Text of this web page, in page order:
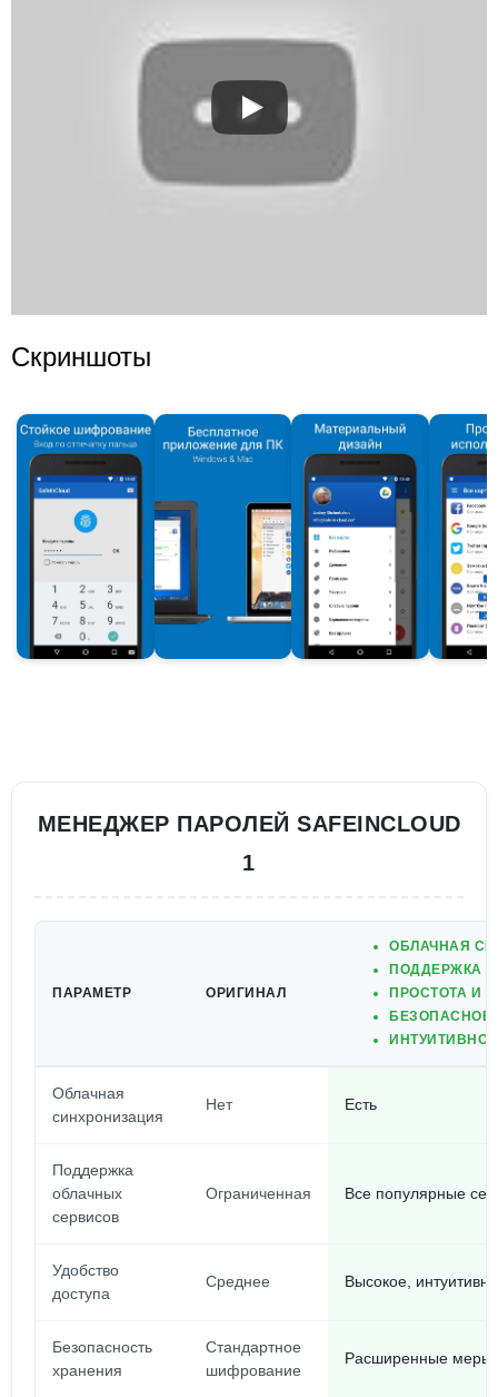
Скриншоты
МЕНЕДЖЕР ПАРОЛЕЙ SAFEINCLOUD
1
ПАРАМЕТР ОРИГИНАЛ
ОБЛАЧНАЯ
ПОДДЕРЖКА
ПРОСТОТА И
БЕЗОПАСНОЕ
ИНТУИТИВНО
Облачная
синхронизация
Нет Есть
Поддержка
облачных
сервисов
Ограниченная Все популярные
Удобство
доступа
Среднее Высокое,
Безопасность
хранения
Стандартное
шифрование
Расширенные меры